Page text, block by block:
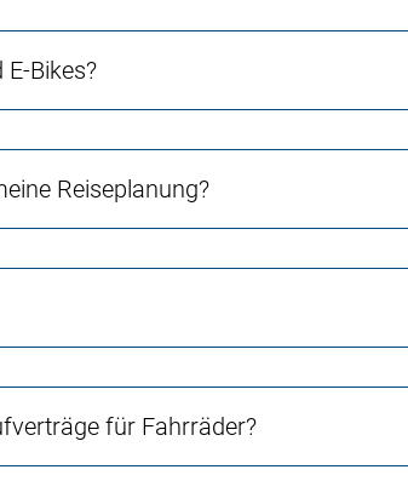
Bikes?
Reiseplanung?
für Fahrräder?